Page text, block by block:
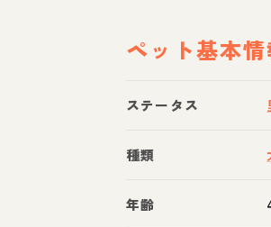
ペット基本
ステータス
種類
年齢